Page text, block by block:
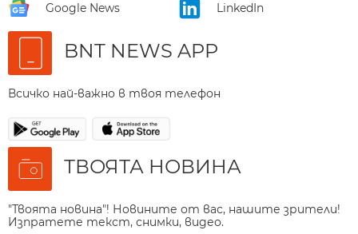
Google News LinkedIn
BNT NEWS APP
Всичко най-важно в твоя телефон
ТВОЯТА НОВИНА
"Твоята новина"! Новините от вас, нашите зрители!
Изпратете текст, снимки, видео.